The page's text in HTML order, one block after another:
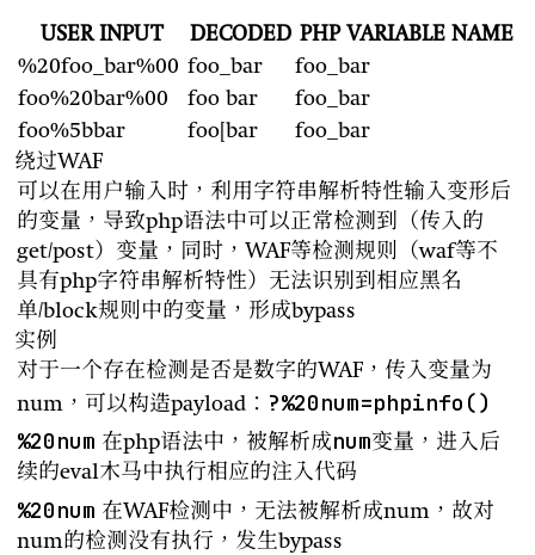
USER INPUT DECODED PHP VARIABLE NAME
%20foo_bar%00 foo_bar
foo_bar
foo%20bar%00
foo bar
foo_bar
foo%5bbar
foo[bar
foo_bar
绕过WAF
可以在用户输入时，利用字符串解析特性输入变形后
的变量，导致php语法中可以正常检测到（传入的
get/post）变量，同时，WAF等检测规则（waf等不
具有php字符串解析特性）无法识别到相应黑名
单/block规则中的变量，形成bypass
实例
对于一个存在检测是否是数字的WAF，传入变量为
num，可以构造payload： ?%20num=phpinfo()
%20num 在php语法中，被解析成num变量，进入后
续的eval木马中执行相应的注入代码
%20num 在WAF检测中，无法被解析成num，故对
num的检测没有执行，发生bypass